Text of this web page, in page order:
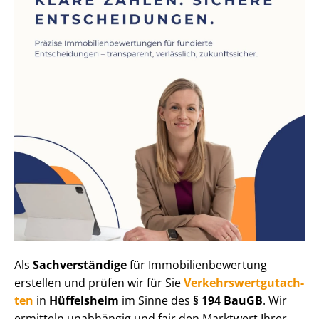
Als Sachverständigefür Im­mo­bi­li­en­be­wer­tung
erstellen und prüfen wir für SieVer­kehrs­wert­gut­ach­
ten in Hüffelsheim im Sinne des § 194 BauGB. Wir